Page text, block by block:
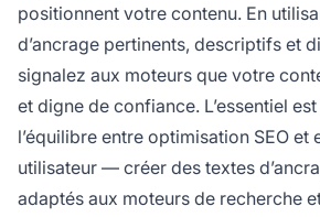
positionnent votre contenu. En
d’ancrage pertinents, descriptifs et
signalez aux moteurs que votre
et digne de confiance. L’essentiel
l’équilibre entre optimisation SEO et
utilisateur — créer des textes
adaptés aux moteurs de recherche